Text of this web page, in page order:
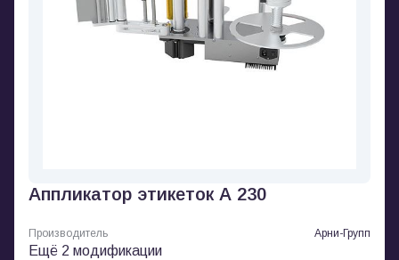
Аппликатор этикеток А 230
Производитель Арни-Групп
Ещё 2 модификации